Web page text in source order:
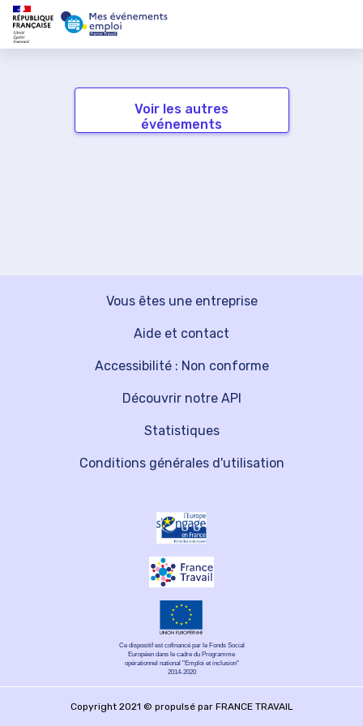
Voir les autres
événements
Vous êtes une entreprise
Découvrir notre API
Aide et contact
Statistiques
Accessibilité : Non conforme
Conditions générales d'utilisation
Ce dispositif est cofinancé par le Fonds Social
Européen dans le cadre du Programme
opérationnel national "Emploi et inclusion"
2014-2020
Copyright 2021 © propulsé par FRANCE TRAVAIL